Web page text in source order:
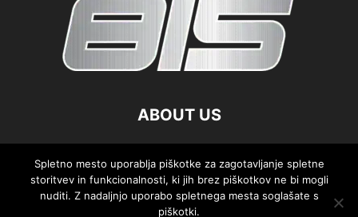
ABOUT US
FOLLOW US
Spletno mesto uporablja piškotke za zagotavljanje spletne
storitvev in funkcionalnosti, ki jih brez piškotkov ne bi mogli
nuditi. Z nadaljnjo uporabo spletnega mesta soglašate s
piškotki.